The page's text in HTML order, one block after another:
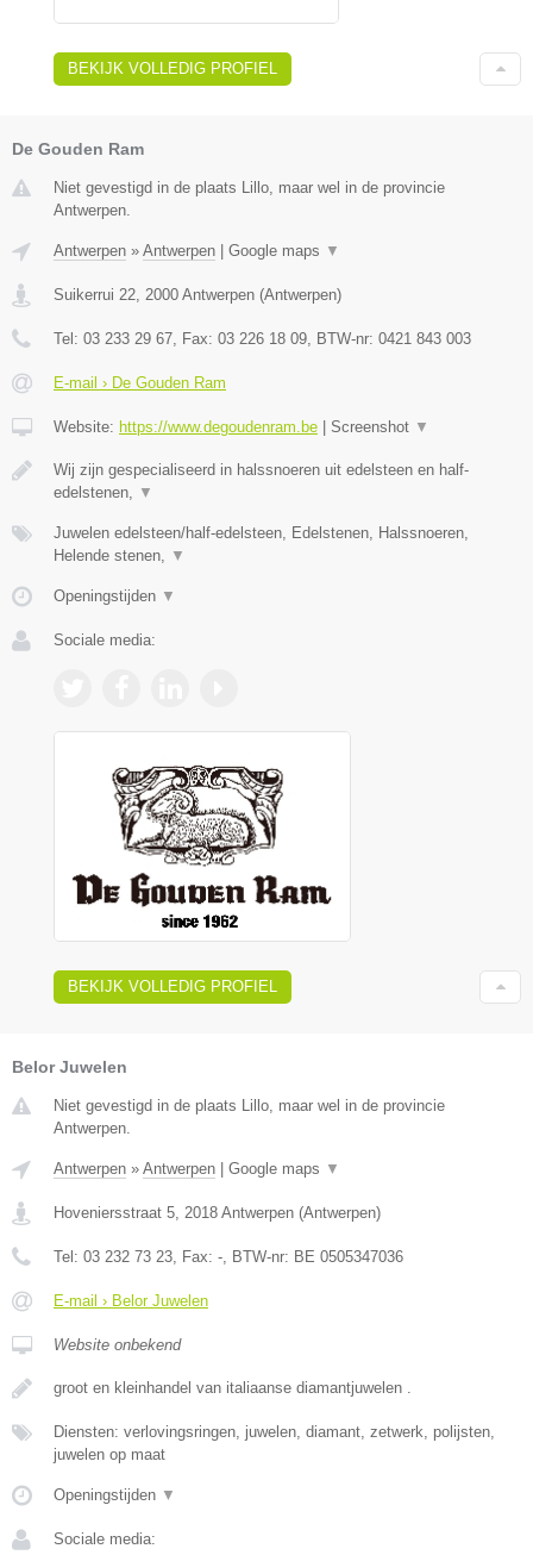
BEKIJK VOLLEDIG PROFIEL
De Gouden Ram
Niet gevestigd in de plaats Lillo, maar wel in de provincie
Antwerpen.
Antwerpen » Antwerpen Google maps ▼
Suikerrui 22, 2000 Antwerpen (Antwerpen)
Tel: 03 233 29 67, Fax: 03 226 18 09, BTW-nr: 0421 843 003
E-mail › De Gouden Ram
Website: https://www.degoudenram.be Screenshot ▼
Wij zijn gespecialiseerd in halssnoeren uit edelsteen en half-
edelstenen, ▼
Juwelen edelsteen/half-edelsteen, Edelstenen, Halssnoeren,
Helende stenen, ▼
Openingstijden ▼
Sociale media:
BEKIJK VOLLEDIG PROFIEL
Belor Juwelen
Niet gevestigd in de plaats Lillo, maar wel in de provincie
Antwerpen.
Antwerpen » Antwerpen Google maps ▼
Hoveniersstraat 5, 2018 Antwerpen (Antwerpen)
Tel: 03 232 73 23, Fax: -, BTW-nr: BE 0505347036
E-mail › Belor Juwelen
Website onbekend
groot en kleinhandel van italiaanse diamantjuwelen .
Diensten: verlovingsringen, juwelen, diamant, zetwerk, polijsten,
juwelen op maat
Openingstijden ▼
Sociale media: